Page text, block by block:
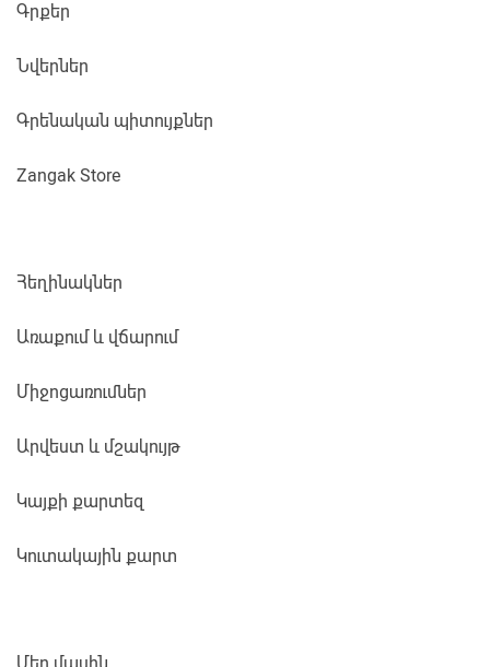
Գրքեր
Նվերներ
Գրենական պիտույքներ
Zangak Store
Հեղինակներ
Առաքում և վճարում
Միջոցառումներ
Արվեստ և մշակույթ
Կայքի քարտեզ
Կուտակային քարտ